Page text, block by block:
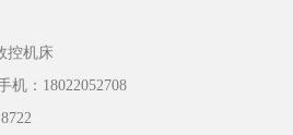
控机床
机：18022052708